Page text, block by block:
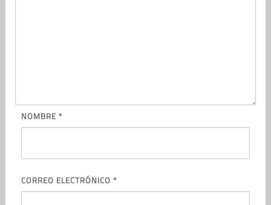
NOMBRE *
CORREO ELECTRÓNICO *